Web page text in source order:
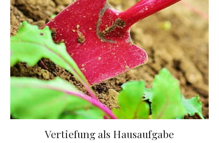
Vertiefung als Hausaufgabe